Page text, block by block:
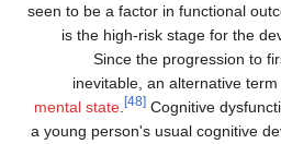
seen to be a
is the high-
Since
inevitable,
mental state.
a young person's